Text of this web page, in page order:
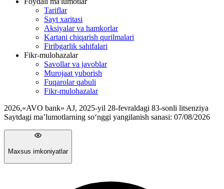
Tariflar
Sayt xaritasi
Aksiyalar va hamkorlar
Kartani chiqarish qurilmalari
Firibgarlik sahifalari
Fikr-mulohazalar
Savollar va javoblar
Murojaat yuborish
Fuqarolar qabuli
Fikr-mulohazalar
2026,«AVO bank» AJ, 2025-yil 28-fevraldagi 83-sonli litsenziya
Saytdagi ma’lumotlarning so‘nggi yangilanish sanasi: 07/08/2026
Maxsus imkoniyatlar